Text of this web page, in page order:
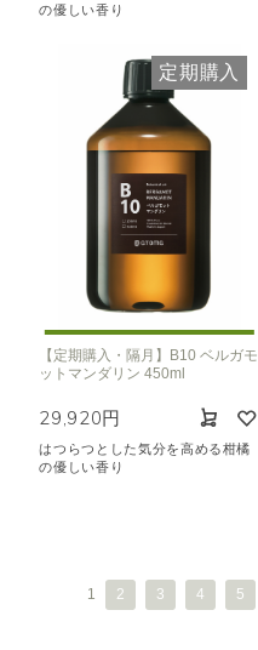
の優しい香り
定期購入
【定期購入・隔月】B10 ベルガモ
ットマンダリン 450ml
29,920円
はつらつとした気分を高める柑橘
の優しい香り
1 2 3 4 5